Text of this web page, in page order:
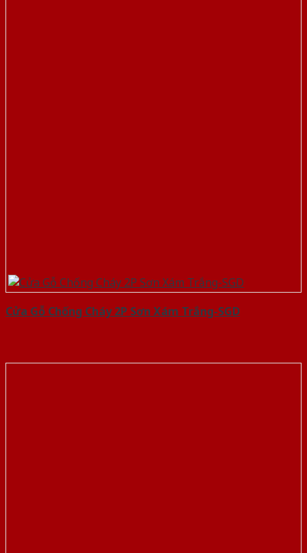
Cửa Gỗ Chống Cháy 2P Sơn Xám Trắng-SGD